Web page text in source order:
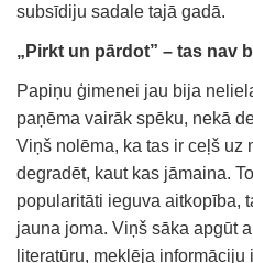
subsīdiju sadale tajā gadā.
„Pirkt un pārdot” – tas nav
Papiņu ģimenei jau bija
paņēma vairāk spēku, nekā
Viņš nolēma, ka tas ir ceļš uz
degradēt, kaut kas jāmaina.
popularitāti ieguva aitkopība,
jauna joma. Viņš sāka apgūt
literatūru, meklēja informāciju